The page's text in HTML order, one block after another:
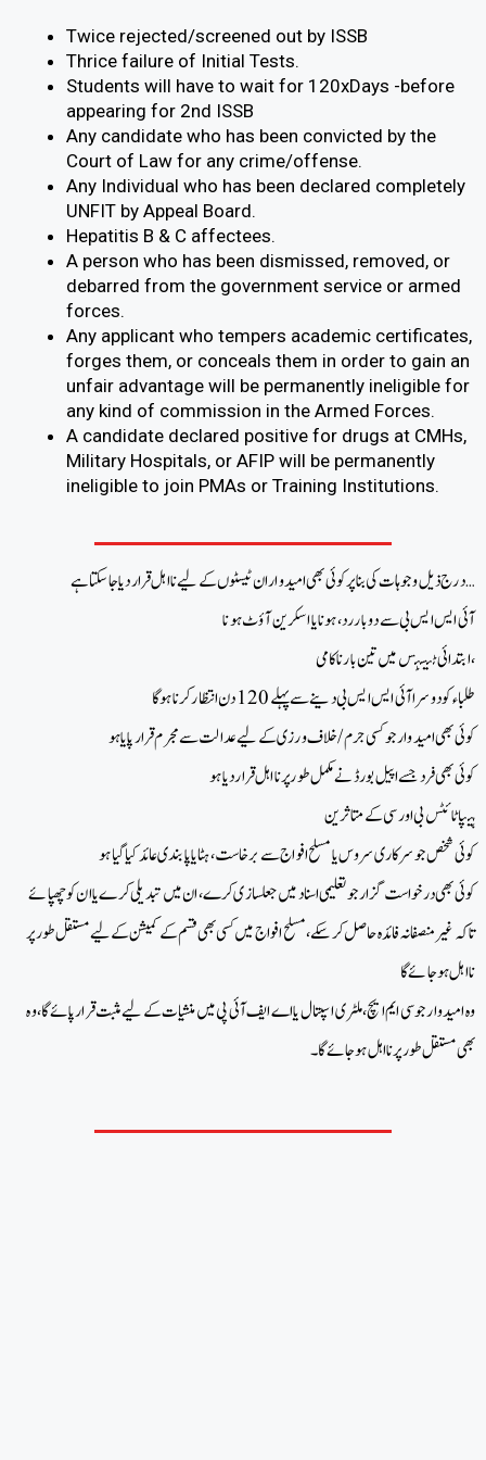
Twice rejected/screened out by ISSB
Thrice failure of Initial Tests.
Students will have to wait for 120xDays -before
appearing for 2nd ISSB
Any candidate who has been convicted by the
Court of Law for any crime/offense.
Any Individual who has been declared completely
UNFIT by Appeal Board.
Hepatitis B & C affectees.
A person who has been dismissed, removed, or
debarred from the government service or armed
forces.
Any applicant who tempers academic certificates,
forges them, or conceals them in order to gain an
unfair advantage will be permanently ineligible for
any kind of commission in the Armed Forces.
A candidate declared positive for drugs at CMHs,
Military Hospitals, or AFIP will be permanently
ineligible to join PMAs or Training Institutions.
درج ذیل وجوہات کی بنا پر کوئی بھی امیدوار ان ٹیسٹوں کے لیے نااہل قرار دیا جا سکتا ہے…
آئی ایس ایس بی سے دو بار رد، ہونا یا اسکرین آؤٹ ہونا
ابتدائی ٹیسٹس میں تین بار ناکامی،
طلباء کو دوسرا آئی ایس ایس بی دینے سے پہلے 120 دن انتظار کرنا ہوگا
کوئی بھی امیدوار جو کسی جرم/خلاف ورزی کے لیے عدالت سے مجرم قرار پایا ہو
کوئی بھی فرد جسے اپیل بورڈ نے مکمل طور پر نااہل قرار دیا ہو
ہیپاٹائٹس بی اور سی کے متاثرین
کوئی شخص جو سرکاری سروس یا مسلح افواج سے برخاست، ہٹا یا پابندی عائد کیا گیا ہو
کوئی بھی درخواست گزار جو تعلیمی اسناد میں جعلسازی کرے، ان میں تبدیلی کرے یا ان کو چھپائے
تاکہ غیر منصفانہ فائدہ حاصل کر سکے، مسلح افواج میں کسی بھی قسم کے کمیشن کے لیے مستقل طور پر
نااہل ہو جائے گا
وہ امیدوار جو سی ایم ایچ، ملٹری اسپتال یا اے ایف آئی پی میں منشیات کے لیے مثبت قرار پائے گا، وہ
بھی مستقل طور پر نااہل ہو جائے گا۔